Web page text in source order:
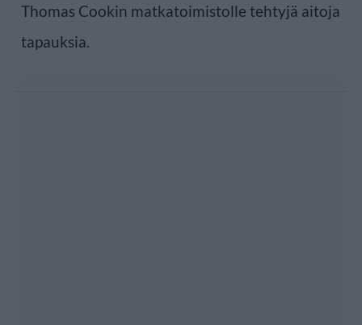
Thomas Cookin matkatoimistolle tehtyjä aitoja
tapauksia.